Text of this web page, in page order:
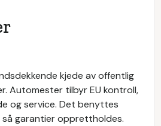
kjede av offentlig
Automester tilbyr EU kontroll,
og service. Det benyttes
garantier opprettholdes.